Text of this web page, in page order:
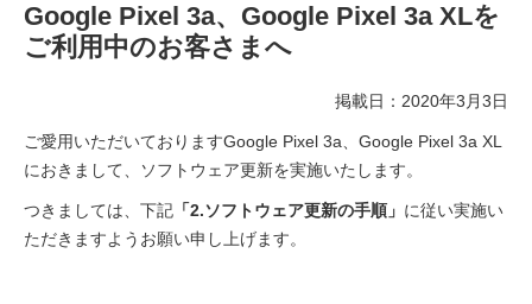
Google Pixel 3a、Google Pixel 3a XLを
ご利用中のお客さまへ
掲載日：2020年3月3日
ご愛用いただいておりますGoogle Pixel 3a、Google Pixel 3a XL
におきまして、ソフトウェア更新を実施いたします。
つきましては、下記 「2.ソフトウェア更新の手順」 に従い実施い
ただきますようお願い申し上げます。